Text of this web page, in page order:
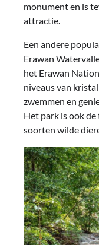
monument en is
attractie.
Een andere
Erawan
het Erawan
niveaus van
zwemmen en
Het park is ook
soorten wilde